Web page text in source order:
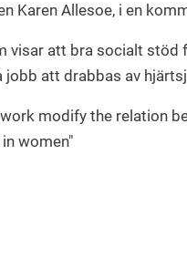
Karen Allesoe, i en
visar att bra socialt stöd
att drabbas av
modify the relation
women"